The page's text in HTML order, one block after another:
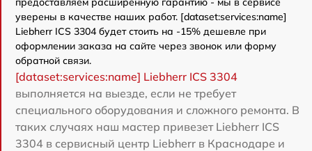
уверены в качестве наших работ. [dataset:services:name]
Liebherr ICS 3304 будет стоить на -15% дешевле при
оформлении заказа на сайте через звонок или форму
обратной связи.
[dataset:services:name] Liebherr ICS 3304
выполняется на выезде, если не требует
специального оборудования и сложного ремонта. В
таких случаях наш мастер привезет Liebherr ICS
3304 в сервисный центр Liebherr в Краснодаре и